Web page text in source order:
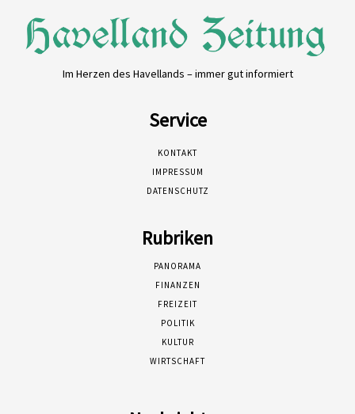
Im Herzen des Havellands – immer gut informiert
Service
KONTAKT
IMPRESSUM
DATENSCHUTZ
Rubriken
PANORAMA
FINANZEN
FREIZEIT
POLITIK
KULTUR
WIRTSCHAFT